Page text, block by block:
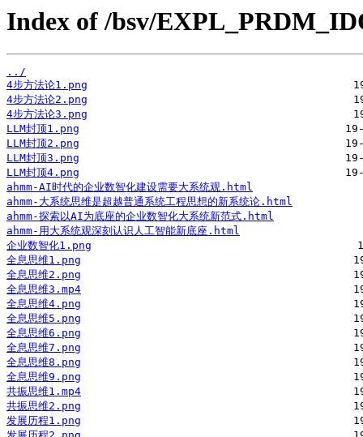
Index of /bsv/
../
4步方法论1.png
4步方法论2.png
4步方法论3.png
LLM封顶1.png
LLM封顶2.png
LLM封顶3.png
LLM封顶4.png
ahmm-AI时代的企业数智化建设需要大系统观.html
ahmm-大系统思维是超越普通系统工程思想的新系统论.html
ahmm-探索以AI为底座的企业数智化大系统新范式.html
ahmm-用大系统观深刻认识人工智能新底座.html
企业数智化1.png
全息思维1.png
全息思维2.png
全息思维3.mp4
全息思维4.png
全息思维5.png
全息思维6.png
全息思维7.png
全息思维8.png
全息思维9.png
共振思维1.mp4
共振思维2.png
发展历程1.png